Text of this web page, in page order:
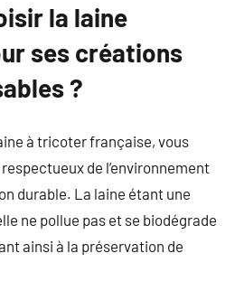
la laine
ses créations
?
à tricoter française, vous
de l’environnement
durable. La laine étant une
ne pollue pas et se biodégrade
ainsi à la préservation de